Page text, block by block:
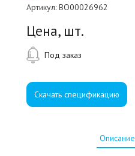
Артикул: BO00026962
Цена, шт.
Под заказ
Скачать спецификацию
Описание